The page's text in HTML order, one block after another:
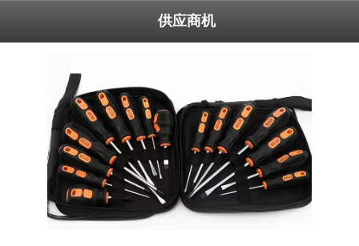
供应商机